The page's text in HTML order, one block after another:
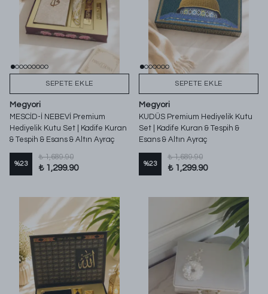
SEPETE EKLE
Megyori
MESCİD-İ NEBEVİ Premium
Hediyelik Kutu Set | Kadife Kuran
& Tespih & Esans & Altın Ayraç
%23
₺ 1,689.90
₺ 1,299.90
SEPETE EKLE
Megyori
KUDÜS Premium Hediyelik Kutu
Set | Kadife Kuran & Tespih &
Esans & Altın Ayraç
%23
₺ 1,689.90
₺ 1,299.90